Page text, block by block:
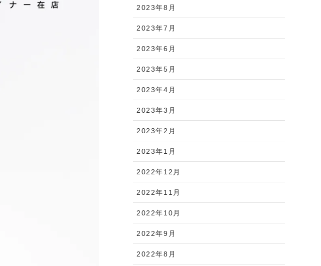
2023年8月
2023年7月
2023年6月
2023年5月
2023年4月
2023年3月
2023年2月
2023年1月
2022年12月
2022年11月
2022年10月
2022年9月
2022年8月